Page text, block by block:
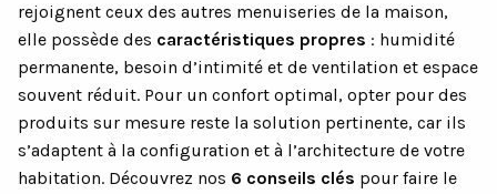
rejoignent ceux des autres menuiseries de la maison,
elle possède des caractéristiques propres : humidité
permanente, besoin d’intimité et de ventilation et espace
souvent réduit. Pour un confort optimal, opter pour des
produits sur mesure reste la solution pertinente, car ils
s’adaptent à la configuration et à l’architecture de votre
habitation. Découvrez nos 6 conseils clés pour faire le